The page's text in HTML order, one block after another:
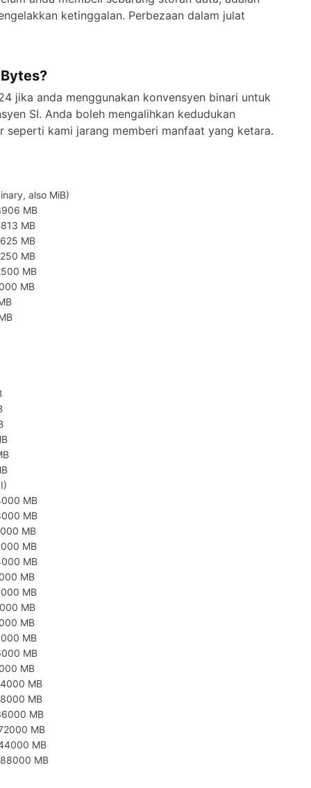
ketinggalan. Perbezaan dalam julat
jika anda menggunakan konvensyen binari untuk
SI. Anda boleh mengalihkan kedudukan
kami jarang memberi manfaat yang ketara.
also MiB)
MB
MB
MB
MB
MB
MB
MB
MB
MB
MB
MB
MB
MB
MB
MB
MB
MB
MB
MB
MB
MB
MB
MB
MB